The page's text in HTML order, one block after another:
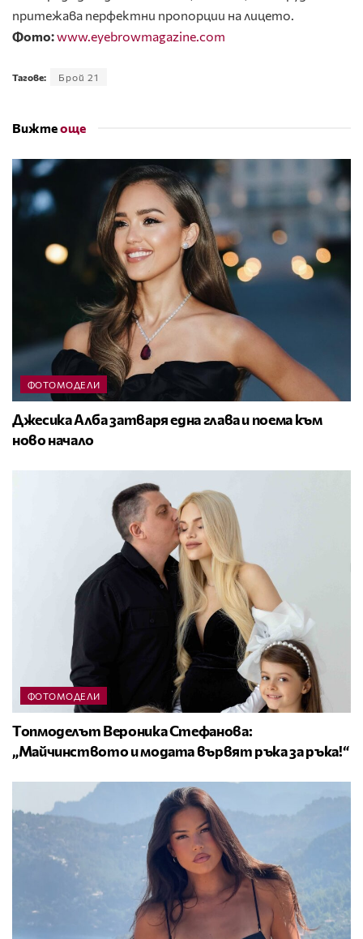
притежава перфектни пропорции на лицето.
Фото:www.eyebrowmagazine.com
Тагове: Брой 21
Вижтеоще
ФОТОМОДЕЛИ
Джесика Алба затваря една глава и поема към
ново начало
ФОТОМОДЕЛИ
Топмоделът Вероника Стефанова:
„Майчинството и модата вървят ръка за ръка!“